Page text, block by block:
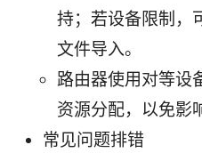
持；若设备限制，
文件导入。
路由器使用对等设
资源分配，以免影
常见问题排错